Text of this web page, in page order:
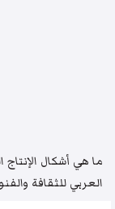
ما هي أشكال الإنتاج
العربي للثقافة